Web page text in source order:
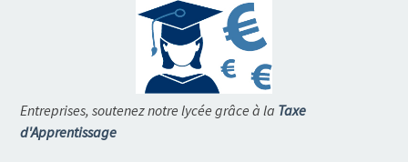
Entreprises, soutenez notre lycée grâce à la Taxe
d'Apprentissage